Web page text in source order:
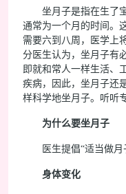
坐月子是指在生了
通常为一个月的时间。
需要六到八周，医学
分医生认为，坐月子有
即就和常人一样生活、
疾病，因此，坐月子还
样科学地坐月子。听
为什么要坐月子
医生提倡“适当做月
身体变化